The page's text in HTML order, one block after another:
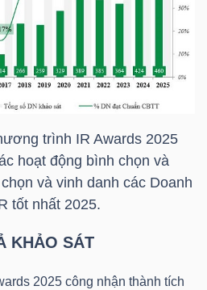
trình IR Awards 2025
hoạt động bình chọn và
và vinh danh các Doanh
tốt nhất 2025.
KHẢO SÁT
2025 công nhận thành tích